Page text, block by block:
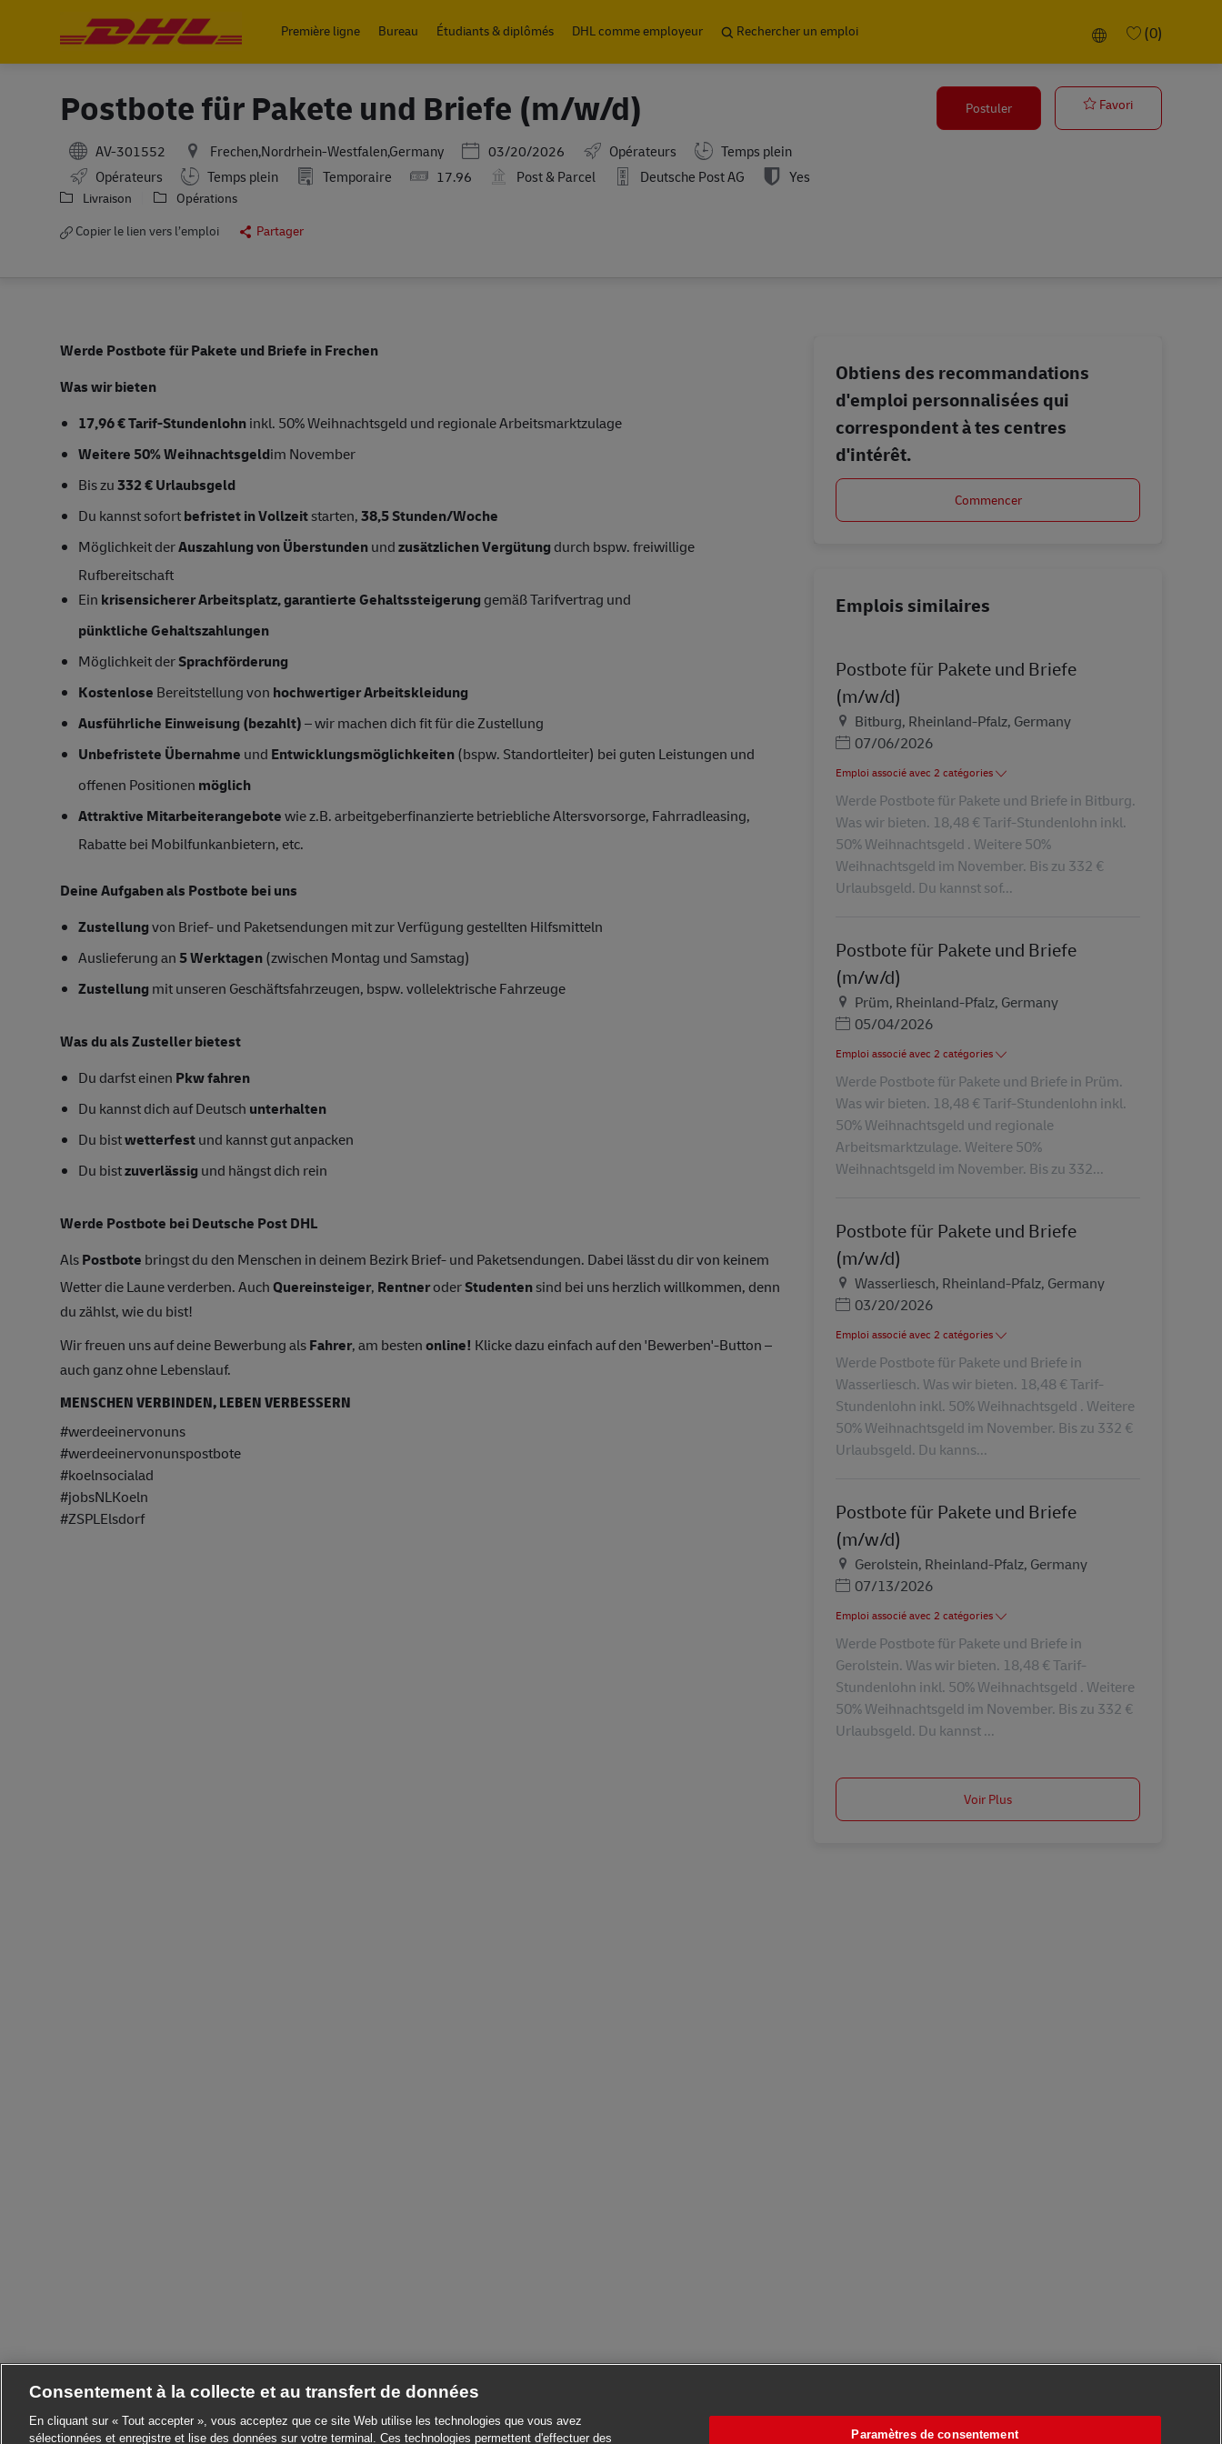
Première ligne
Bureau Étudiants & diplômés DHL comme employeur Rechercher un emploi Language selected
(0)
Postbote für Pakete und Briefe (m/w/d)
AV-301552 Frechen,Nordrhein-Westfalen,Germany Posted Date
03/20/2026 Opérateurs
Temps plein
Opérateurs
Working Hours
Temps plein Temporaire 17.96 Post & Parcel Deutsche Post AG Yes
Livraison
Opérations
Copier le lien vers l’emploi
Partager
Postuler FavoriPostbote für
Werde Postbote für Pakete und Briefe in Frechen
Was wir bieten
17,96 € Tarif-Stundenlohninkl. 50% Weihnachtsgeld und regionale Arbeitsmarktzulage
Weitere 50% Weihnachtsgeldim November
Bis zu332 € Urlaubsgeld
Du kannst sofortbefristet in Vollzeitstarten,38,5Stunden/Woche
Möglichkeit derAuszahlung von Überstundenundzusätzlichen Vergütung durch bspw. freiwillige
Rufbereitschaft
Ein krisensicherer Arbeitsplatz, garantierte Gehaltssteigerung gemäß Tarifvertrag und
pünktliche Gehaltszahlungen
Möglichkeit derSprachförderung
Kostenlose Bereitstellung von hochwertiger Arbeitskleidung
Ausführliche Einweisung (bezahlt)– wir machen dich fit für die Zustellung
Unbefristete Übernahme und Entwicklungsmöglichkeiten(bspw. Standortleiter) bei guten Leistungen und
offenen Positionen möglich
Attraktive Mitarbeiterangebotewie z.B. arbeitgeberfinanzierte betriebliche Altersvorsorge, Fahrradleasing,
Rabatte bei Mobilfunkanbietern, etc.
Deine Aufgaben als Postbote bei uns
Zustellungvon Brief- und Paketsendungen mit zur Verfügung gestellten Hilfsmitteln
Auslieferung an5 Werktagen(zwischen Montag und Samstag)
Zustellung mit unseren Geschäftsfahrzeugen, bspw. vollelektrische Fahrzeuge
Was du als Zusteller bietest
Du darfst einen Pkw fahren
Du kannst dich auf Deutsch unterhalten
Du bistwetterfestund kannst gut anpacken
Du bistzuverlässig und hängst dich rein
Werde Postbote bei Deutsche Post DHL
AlsPostbote bringst du den Menschen in deinem Bezirk Brief- und Paketsendungen. Dabei lässt du dir von keinem
Wetter die Laune verderben. AuchQuereinsteiger, RentneroderStudentensind bei uns herzlich willkommen, denn
du zählst, wie du bist!
Wir freuen uns auf deine Bewerbung alsFahrer, am bestenonline! Klicke dazu einfach auf den 'Bewerben'-Button –
auch ganz ohne Lebenslauf.
MENSCHEN VERBINDEN, LEBEN VERBESSERN
#werdeeinervonuns
#werdeeinervonunspostbote
#koelnsocialad
#jobsNLKoeln
#ZSPLElsdorf
Obtiens des recommandations
d'emploi personnalisées qui
correspondent à tes centres
d'intérêt.
Commencer
Emplois similaires
Postbote für Pakete und Briefe
(m/w/d)
LieuBitburg, Rheinland-Pfalz, Germany
Posted Date
07/06/2026
Emploi associé avec 2 catégories
Werde Postbote für Pakete und Briefe in Bitburg.
Was wir bieten. 18,48 € Tarif-Stundenlohn inkl.
50% Weihnachtsgeld . Weitere 50%
Weihnachtsgeld im November. Bis zu 332 €
Urlaubsgeld. Du kannst sof...
Postbote für Pakete und Briefe
(m/w/d)
LieuPrüm, Rheinland-Pfalz, Germany
Posted Date
05/04/2026
Emploi associé avec 2 catégories
Werde Postbote für Pakete und Briefe in Prüm.
Was wir bieten. 18,48 € Tarif-Stundenlohn inkl.
50% Weihnachtsgeld und regionale
Arbeitsmarktzulage. Weitere 50%
Weihnachtsgeld im November. Bis zu 332...
Postbote für Pakete und Briefe
(m/w/d)
LieuWasserliesch, Rheinland-Pfalz, Germany
Posted Date
03/20/2026
Emploi associé avec 2 catégories
Werde Postbote für Pakete und Briefe in
Wasserliesch. Was wir bieten. 18,48 € Tarif-
Stundenlohn inkl. 50% Weihnachtsgeld . Weitere
50% Weihnachtsgeld im November. Bis zu 332 €
Urlaubsgeld. Du kanns...
Postbote für Pakete und Briefe
(m/w/d)
LieuGerolstein, Rheinland-Pfalz, Germany
Posted Date
07/13/2026
Emploi associé avec 2 catégories
Werde Postbote für Pakete und Briefe in
Gerolstein. Was wir bieten. 18,48 € Tarif-
Stundenlohn inkl. 50% Weihnachtsgeld . Weitere
50% Weihnachtsgeld im November. Bis zu 332 €
Urlaubsgeld. Du kannst ...
Voir Plus
Consentement à la collecte et au transfert de données
En cliquant sur « Tout accepter », vous acceptez que ce site Web utilise les technologies que vous avez
sélectionnées et enregistre et lise des données sur votre terminal. Ces technologies permettent d'effectuer des
Paramètres de consentement